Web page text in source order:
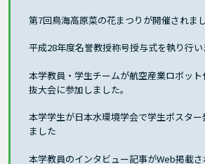
第7回鳥海高原菜の花まつりが開催されま
平成28年度名誉教授称号授与式を執り行い
本学教員・学生チームが航空産業ロボッ
抜大会に参加しました。
本学学生が日本水環境学会で学生ポスタ
ました
本学教員のインタビュー記事がWeb掲載さ